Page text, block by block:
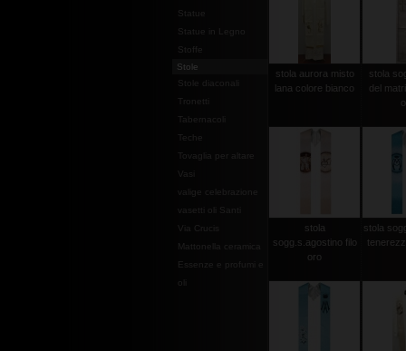
Statue
Statue in Legno
Stoffe
Stole
Stole diaconali
Tabernacoli
valige celebrazione
Mattonella ceramica
Essenze e profumi e
stola aurora misto
lana colore bianco
stola
del
stola
sogg.s.agostino filo
oro
stola